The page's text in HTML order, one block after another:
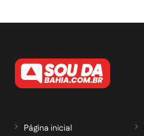
Página inicial